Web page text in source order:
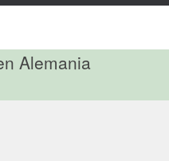
Alemania